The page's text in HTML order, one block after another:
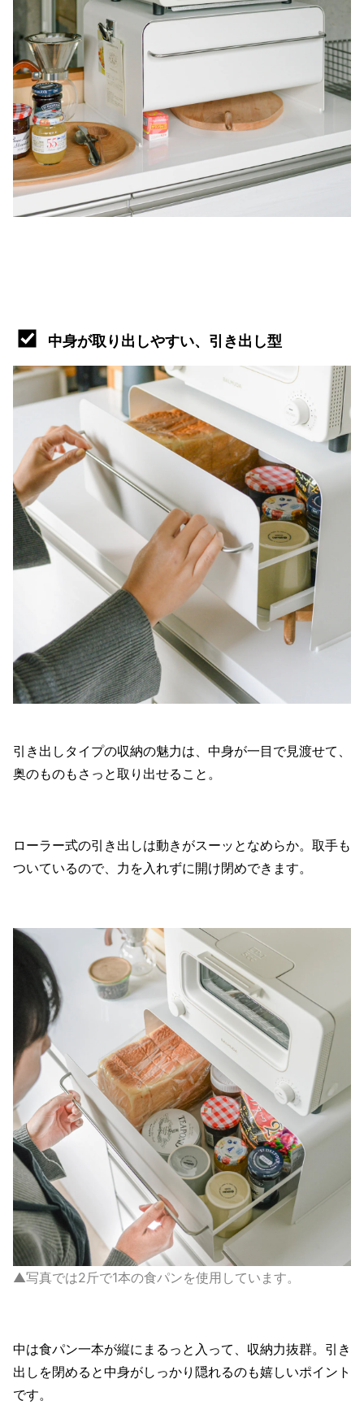
中身が取り出しやすい、引き出し型
引き出しタイプの収納の魅力は、中身が一目で見渡せて、
奥のものもさっと取り出せること。
ローラー式の引き出しは動きがスーッとなめらか。取手も
ついているので、力を入れずに開け閉めできます。
▲写真では2斤で1本の食パンを使用しています。
中は食パン一本が縦にまるっと入って、収納力抜群。引き
出しを閉めると中身がしっかり隠れるのも嬉しいポイント
です。